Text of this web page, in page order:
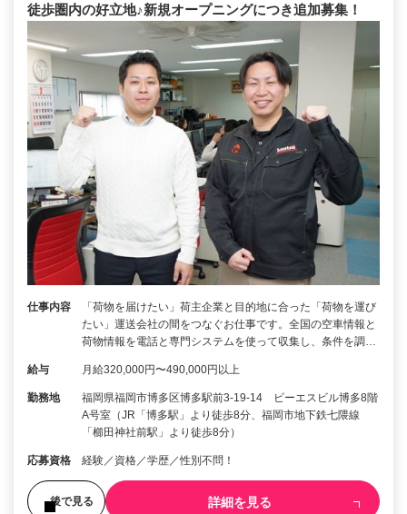
徒歩圏内の好立地♪新規オープニングにつき追加募集！
仕事内容
「荷物を届けたい」荷主企業と目的地に合った「荷物を運び
たい」運送会社の間をつなぐお仕事です。全国の空車情報と
荷物情報を電話と専門システムを使って収集し、条件を調…
給与 月給320,000円〜490,000円以上
勤務地
福岡県福岡市博多区博多駅前3-19-14 ビーエスビル博多8階
A号室（JR「博多駅」より徒歩8分、福岡市地下鉄七隈線
「櫛田神社前駅」より徒歩8分）
応募資格 経験／資格／学歴／性別不問！
後で見る 詳細を見る